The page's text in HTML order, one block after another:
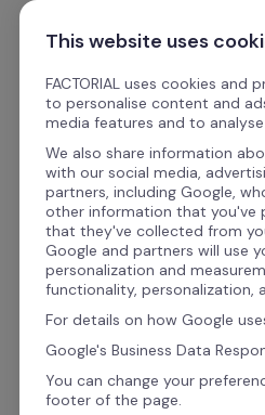
Ir al contenido
De la
proactividad:
Pablo Sánchez define la
una de las mejores
tener un líder. En su
asesor y coach financiero
This website uses
FACTORIAL uses cookies and
to personalise content and
media features and to
We also share information
with our social media,
partners, including Google,
other information that you've
that they've collected from
Google and partners will use
personalization and
functionality, personalization,
For details on how Google
Google's Business Data
You can change your
footer of the page.